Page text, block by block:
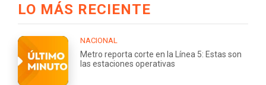
LO MÁS RECIENTE
NACIONAL
Metro reporta corte en la Línea 5: Estas son
las estaciones operativas